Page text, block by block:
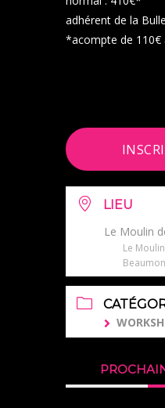
adhérent de la
*acompte de 110€
LIEU
Le Moulin
Le